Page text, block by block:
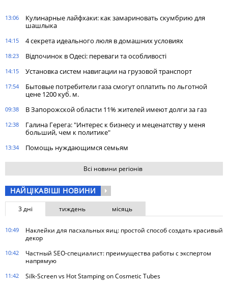
13:06
Кулинарные лайфхаки: как замариновать скумбрию для
шашлыка
14:15 4 секрета идеального люля в домашних условиях
18:23 Відпочинок в Одесі: переваги та особливості
14:15 Установка систем навигации на грузовой транспорт
17:54
Бытовые потребители газа cмогут оплатить по льготной
цене 1200 куб. м.
09:38 В Запорожской области 11% жителей имеют долги за газ
12:38
Галина Герега: "Интерес к бизнесу и меценатству у меня
больший, чем к политике"
13:34 Помощь нуждающимся семьям
Всі новини регіонів
НАЙЦІКАВІШІ НОВИНИ
3 дні тиждень місяць
10:49
Наклейки для пасхальных яиц: простой способ создать красивый
декор
10:42
Частный SEO-специалист: преимущества работы с экспертом
напрямую
11:42 Silk-Screen vs Hot Stamping on Cosmetic Tubes